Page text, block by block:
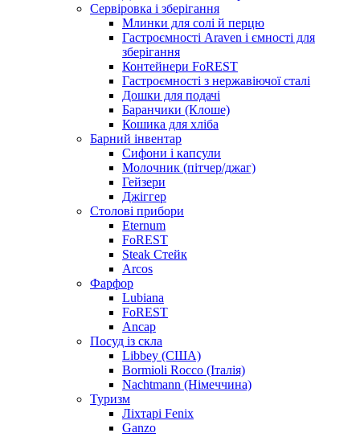
Сервіровка і зберігання
Млинки для солі й перцю
Гастроємності Araven і ємності для
зберігання
Контейнери FoREST
Гастроємності з нержавіючої сталі
Дошки для подачі
Баранчики (Клоше)
Кошика для хліба
Барний інвентар
Сифони і капсули
Молочник (пітчер/джаг)
Гейзери
Джіггер
Столові прибори
Eternum
FoREST
Steak Стейк
Arcos
Фарфор
Lubiana
FoREST
Ancap
Посуд із скла
Libbey (США)
Bormioli Rocco (Італія)
Nachtmann (Німеччина)
Туризм
Ліхтарі Fenix
Ganzo